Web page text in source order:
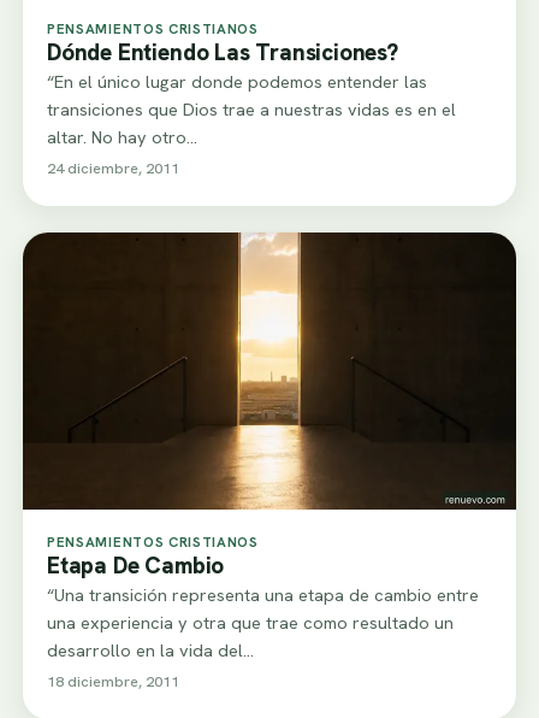
PENSAMIENTOS CRISTIANOS
Dónde Entiendo Las Transiciones?
“En el único lugar donde podemos entender las
transiciones que Dios trae a nuestras vidas es en el
altar. No hay otro…
24 diciembre, 2011
PENSAMIENTOS CRISTIANOS
Etapa De Cambio
“Una transición representa una etapa de cambio entre
una experiencia y otra que trae como resultado un
desarrollo en la vida del…
18 diciembre, 2011